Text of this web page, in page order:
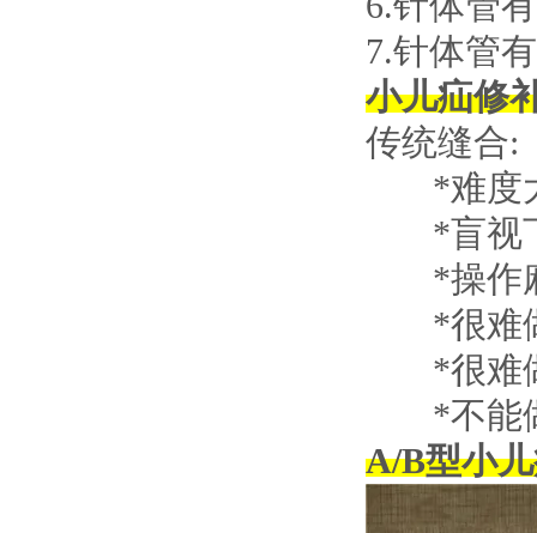
7.针体管
小儿疝修
传统缝合:
*难度
*盲视
*操作麻
*很难
*很难做
*不能
A/B型小